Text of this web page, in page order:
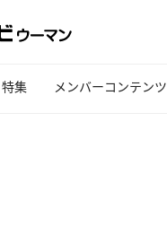
特集 メンバーコンテンツ